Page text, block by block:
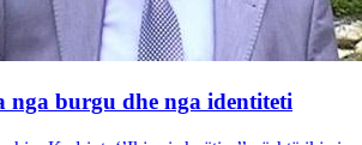
burgu dhe nga identiteti